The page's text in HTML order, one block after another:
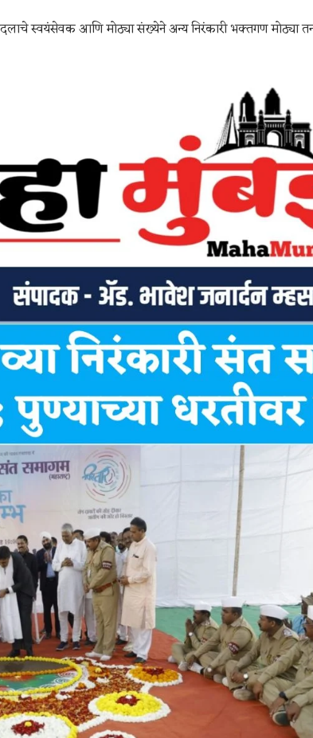
स्वयंसेवक आणि मोठ्या संख्येने अन्य निरंकारी भक्तगण